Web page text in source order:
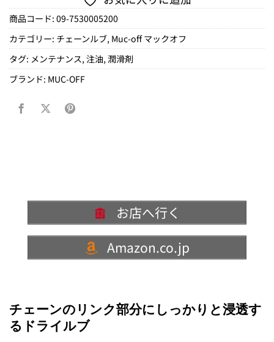
商品コード: 09-7530005200
カテゴリー: チェーンルブ, Muc-off マックオフ
タグ: メンテナンス, 注油, 潤滑剤
ブランド: MUC-OFF
お店へ行く
Amazon.co.jp
チェーンのリンク部分にしっかりと浸透す
るドライルブ